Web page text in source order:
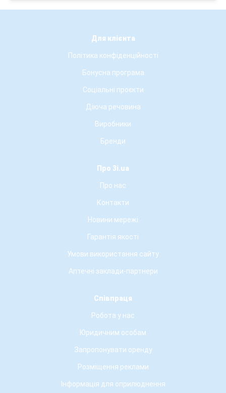
Для клієнта
Політика конфіденційності
Бонусна програма
Соціальні проєкти
Діюча речовина
Виробники
Бренди
Про 3i.ua
Про нас
Контакти
Новини мережі
Гарантія якості
Умови використання сайту
Аптечні заклади-партнери
Співпраця
Робота у нас
Юридичним особам
Запропонувати оренду
Розміщення реклами
Інформація для оприлюднення